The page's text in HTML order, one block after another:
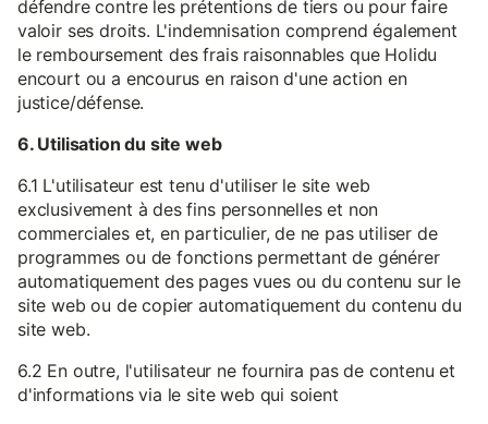
défendre contre les prétentions de tiers ou pour faire
valoir ses droits. L'indemnisation comprend également
le remboursement des frais raisonnables que Holidu
encourt ou a encourus en raison d'une action en
justice/défense.
6. Utilisation du site web
6.1 L'utilisateur est tenu d'utiliser le site web
exclusivement à des fins personnelles et non
commerciales et, en particulier, de ne pas utiliser de
programmes ou de fonctions permettant de générer
automatiquement des pages vues ou du contenu sur le
site web ou de copier automatiquement du contenu du
site web.
6.2 En outre, l'utilisateur ne fournira pas de contenu et
d'informations via le site web qui soient